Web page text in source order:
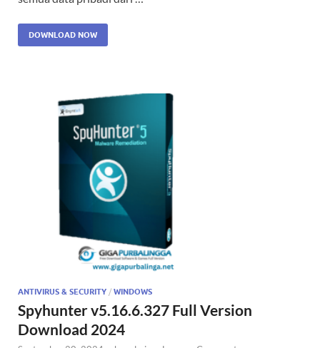
DOWNLOAD NOW
ANTIVIRUS & SECURITY / WINDOWS
Spyhunter v5.16.6.327 Full Version
Download 2024